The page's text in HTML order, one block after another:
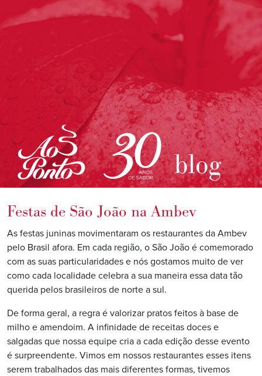
blog
Festas de São João na Ambev
As festas juninas movimentaram os restaurantes da Ambev
pelo Brasil afora. Em cada região, o São João é comemorado
com as suas particularidades e nós gostamos muito de ver
como cada localidade celebra a sua maneira essa data tão
querida pelos brasileiros de norte a sul.
De forma geral, a regra é valorizar pratos feitos à base de
milho e amendoim. A infinidade de receitas doces e
salgadas que nossa equipe cria a cada edição desse evento
é surpreendente. Vimos em nossos restaurantes esses itens
serem trabalhados das mais diferentes formas, tivemos